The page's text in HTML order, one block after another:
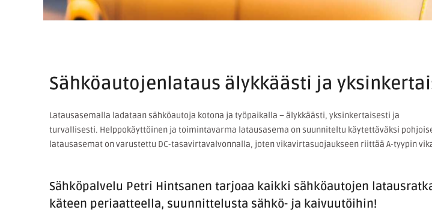
Sähköautojenlataus älykkäästi ja
Latausasemalla ladataan sähköautoja kotona ja työpaikalla – älykkäästi, yksinkertaisesti ja
turvallisesti. Helppokäyttöinen ja toimintavarma latausasema on suunniteltu käytettäväksi
latausasemat on varustettu DC-tasavirtavalvonnalla, joten vikavirtasuojaukseen riittää A-tyypin
Sähköpalvelu Petri Hintsanen tarjoaa kaikki sähköautojen
käteen periaatteella, suunnittelusta sähkö- ja kaivuutöihin!